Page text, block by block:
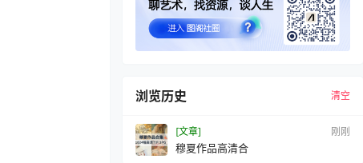
浏览历史 清空
[文章] 10 秒前
穆夏作品高清合